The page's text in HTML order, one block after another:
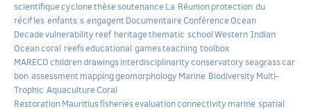
scientifiquecyclonethèsesoutenanceLa Réunionprotection du
récifles enfants s engagentDocumentaireConférenceOcean
Decadevulnerability reef heritagethematic schoolWestern Indian
Oceancoral reefseducational gamesteaching toolbox
MARECOchildrendrawingsinterdisciplinarityconservatory seagrasscar
bon assessmentmappinggeomorphology Marine Biodiversity Multi-
Trophic AquacultureCoral
RestorationMauritiusfisheriesevaluationconnectivity marine spatial